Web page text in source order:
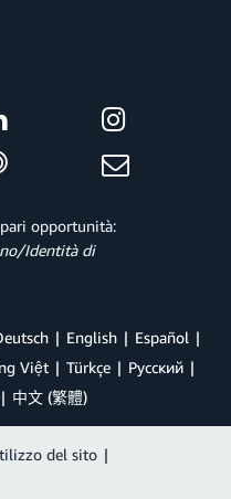
opportunità:
Identità di
English
Español
Việt Türkçe
Ρусский
中文 (繁體)
del sito |